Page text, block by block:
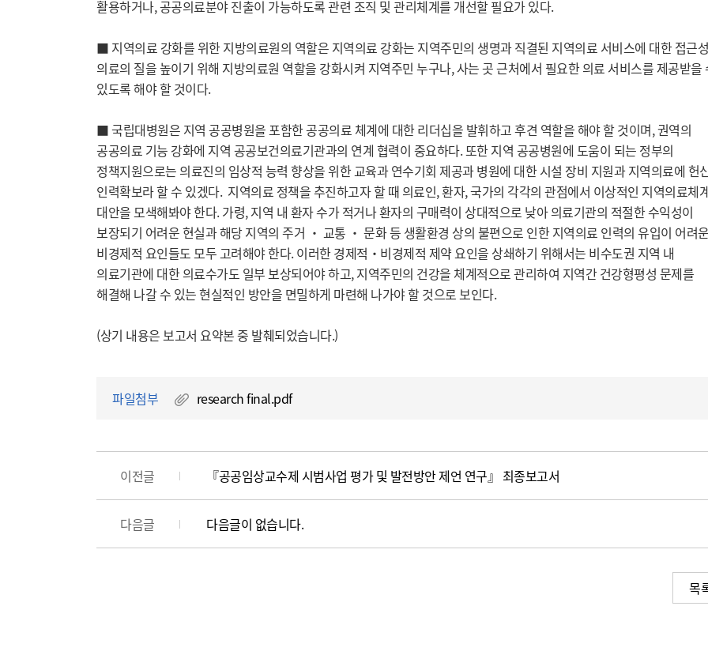
활용하거나, 공공의료분야 진출이 가능하도록 관련 조직 및 관리체계를 개선할 필요가 있다.
■ 지역의료 강화를 위한 지방의료원의 역할은 지역의료 강화는 지역주민의 생명과 직결된 지역의료 서비스에 대한 접근
의료의 질을 높이기 위해 지방의료원 역할을 강화시켜 지역주민 누구나, 사는 곳 근처에서 필요한 의료 서비스를 제공받을
있도록 해야 할 것이다.
■ 국립대병원은 지역 공공병원을 포함한 공공의료 체계에 대한 리더십을 발휘하고 후견 역할을 해야 할 것이며, 권역의
공공의료 기능 강화에 지역 공공보건의료기관과의 연계 협력이 중요하다. 또한 지역 공공병원에 도움이 되는 정부의
정책지원으로는 의료진의 임상적 능력 향상을 위한 교육과 연수기회 제공과 병원에 대한 시설 장비 지원과 지역의료에 헌
인력확보라 할 수 있겠다. 지역의료 정책을 추진하고자 할 때 의료인, 환자, 국가의 각각의 관점에서 이상적인 지역의료체
대안을 모색해봐야 한다. 가령, 지역 내 환자 수가 적거나 환자의 구매력이 상대적으로 낮아 의료기관의 적절한 수익성이
보장되기 어려운 현실과 해당 지역의 주거 ‧ 교통 ‧ 문화 등 생활환경 상의 불편으로 인한 지역의료 인력의 유입이 어려운
비경제적 요인들도 모두 고려해야 한다. 이러한 경제적‧비경제적 제약 요인을 상쇄하기 위해서는 비수도권 지역 내
의료기관에 대한 의료수가도 일부 보상되어야 하고, 지역주민의 건강을 체계적으로 관리하여 지역간 건강형평성 문제를
해결해 나갈 수 있는 현실적인 방안을 면밀하게 마련해 나가야 할 것으로 보인다.
(상기 내용은 보고서 요약본 중 발췌되었습니다.)
파일첨부 research final.pdf
이전글 『공공임상교수제 시범사업 평가 및 발전방안 제언 연구』 최종보고서
다음글 다음글이 없습니다.
목